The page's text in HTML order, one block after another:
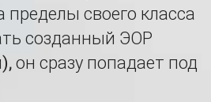
пределы своего класса
созданный ЭОР
он сразу попадает под